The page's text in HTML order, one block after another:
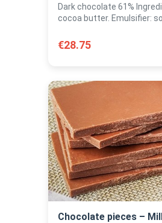
Dark chocolate 61%
cocoa butter. Emulsifier:
€28.75
Chocolate pieces –